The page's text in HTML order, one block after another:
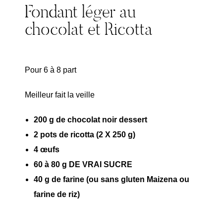
Fondant léger au
chocolat et Ricotta
Pour 6 à 8 part
Meilleur fait la veille
200 g de chocolat noir dessert
2 pots de ricotta (2 X 250 g)
4 œufs
60 à 80 g DE VRAI SUCRE
40 g de farine (ou sans gluten Maizena ou
farine de riz)